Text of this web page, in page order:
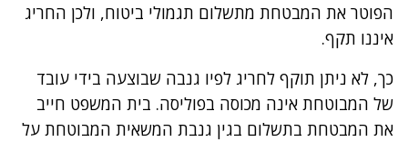
הפוטר את המבטחת מתשלום תגמולי ביטוח, ולכן החריג
איננו תקף.
כך, לא ניתן תוקף לחריג לפיו גנבה שבוצעה בידי עובד
של המבוטחת אינה מכוסה בפוליסה. בית המשפט חייב
את המבטחת בתשלום בגין גנבת המשאית המבוטחת על